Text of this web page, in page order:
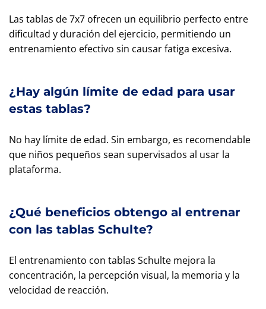
Las tablas de 7x7 ofrecen un equilibrio perfecto entre
dificultad y duración del ejercicio, permitiendo un
entrenamiento efectivo sin causar fatiga excesiva.
¿Hay algún límite de edad para usar
estas tablas?
No hay límite de edad. Sin embargo, es recomendable
que niños pequeños sean supervisados al usar la
plataforma.
¿Qué beneficios obtengo al entrenar
con las tablas Schulte?
El entrenamiento con tablas Schulte mejora la
concentración, la percepción visual, la memoria y la
velocidad de reacción.